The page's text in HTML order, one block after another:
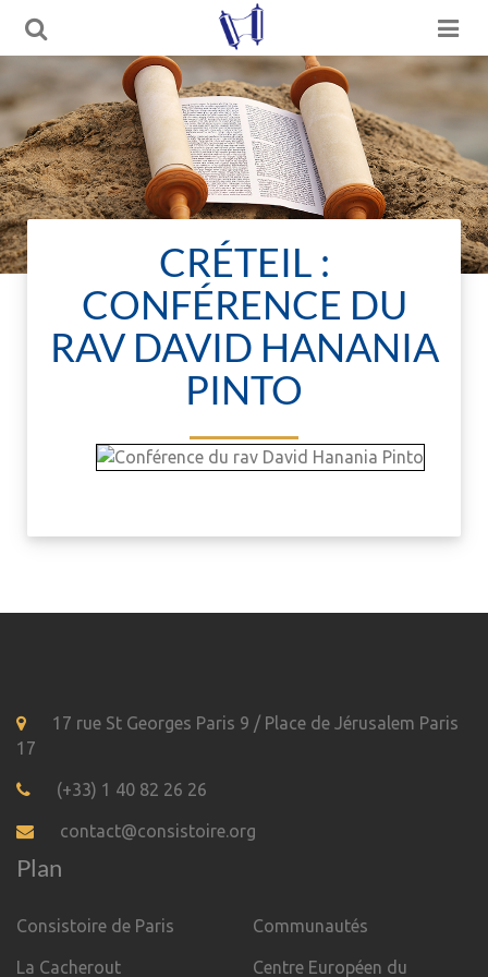
CRÉTEIL :
CONFÉRENCE DU
RAV DAVID HANANIA
PINTO
17 rue St Georges Paris 9 / Place de Jérusalem Paris
17
(+33) 1 40 82 26 26
contact@consistoire.org
Plan
Consistoire de Paris
La Cacherout
Communautés
Centre Européen du